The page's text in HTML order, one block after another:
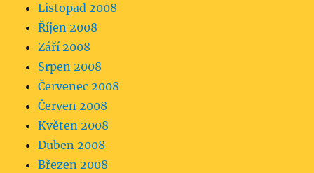
Listopad 2008
Říjen 2008
Září 2008
Srpen 2008
Červenec 2008
Červen 2008
Květen 2008
Duben 2008
Březen 2008